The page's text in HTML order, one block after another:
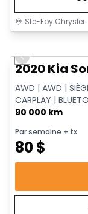
Ste-Foy Chrysler
Previous slide
2020 Kia
AWD | AWD |
CARPLAY |
90 000 km
Par semaine + tx
80$